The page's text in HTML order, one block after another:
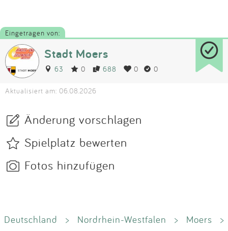
Eingetragen von:
Stadt Moers
63 0 688 0 0
Aktualisiert am: 06.08.2026
Änderung vorschlagen
Spielplatz bewerten
Fotos hinzufügen
Deutschland > Nordrhein-Westfalen > Moers
>